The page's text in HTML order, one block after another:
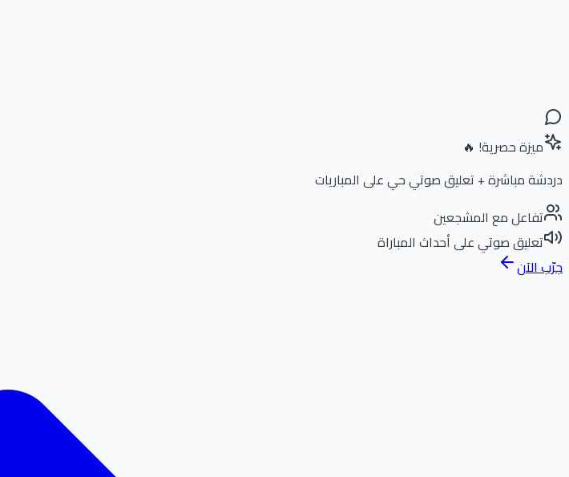
ميزة حصرية! 🔥
دردشة مباشرة + تعليق صوتي حي على المباريات
تفاعل مع المشجعين
تعليق صوتي على أحداث المباراة
جرّب الآن